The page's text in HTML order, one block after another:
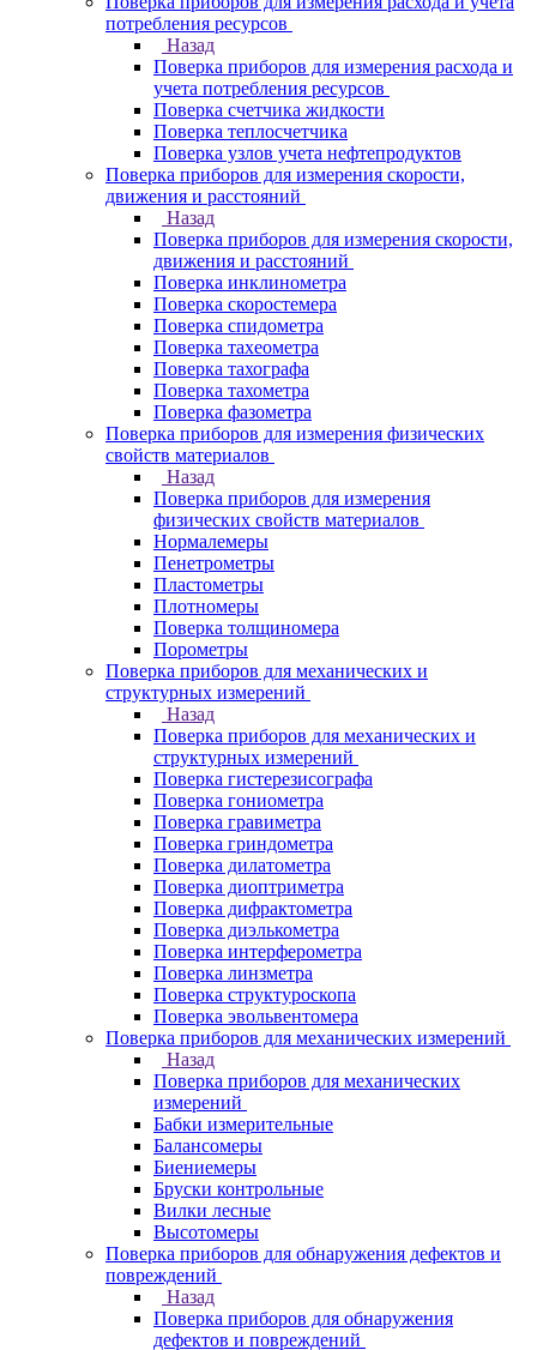
потребления ресурсов
Назад
Поверка приборов для измерения расхода и
учета потребления ресурсов
Поверка счетчика жидкости
Поверка теплосчетчика
Поверка узлов учета нефтепродуктов
Поверка приборов для измерения скорости,
движения и расстояний
Назад
Поверка приборов для измерения скорости,
движения и расстояний
Поверка инклинометра
Поверка скоростемера
Поверка спидометра
Поверка тахеометра
Поверка тахографа
Поверка тахометра
Поверка фазометра
Поверка приборов для измерения физических
свойств материалов
Назад
Поверка приборов для измерения
физических свойств материалов
Нормалемеры
Пенетрометры
Пластометры
Плотномеры
Поверка толщиномера
Порометры
Поверка приборов для механических и
структурных измерений
Назад
Поверка приборов для механических и
структурных измерений
Поверка гистерезисографа
Поверка гониометра
Поверка гравиметра
Поверка гриндометра
Поверка дилатометра
Поверка диоптриметра
Поверка дифрактометра
Поверка диэлькометра
Поверка интерферометра
Поверка линзметра
Поверка структуроскопа
Поверка эвольвентомера
Поверка приборов для механических измерений
Назад
Поверка приборов для механических
измерений
Бабки измерительные
Балансомеры
Биениемеры
Бруски контрольные
Вилки лесные
Высотомеры
Поверка приборов для обнаружения дефектов и
повреждений
Назад
Поверка приборов для обнаружения
дефектов и повреждений